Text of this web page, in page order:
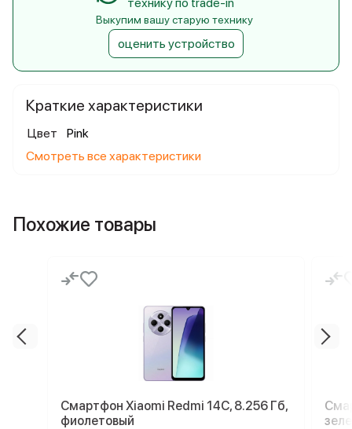
Краткие характеристики
Цвет
Pink
Смотреть все характеристики
Выкупим вашу старую технику
оценить устройство
Похожие товары
Смартфон Xiaomi Redmi 14C, 8.256 Гб,
фиолетовый